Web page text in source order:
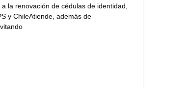
la renovación de cédulas de identidad,
y ChileAtiende, además de